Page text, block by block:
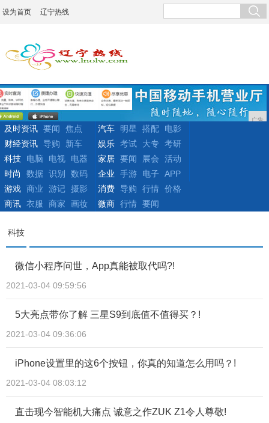
设为首页 辽宁热线
广告
及时资讯 要闻
焦点
财经资讯 导购 新车
汽车 明星 搭配
电影
娱乐 考试 大专 考研
科技
电脑 电视
电器
时尚
数据 识别 数码
家居 要闻 展会
活动
企业
手游 电子
APP
游戏 商业 游记 摄影
商讯 衣服 商家 画妆
消费 导购 行情 价格
微商 行情 要闻
科技
微信小程序问世，App真能被取代吗?!
2021-03-04 09:59:56
5大亮点带你了解 三星S9到底值不值得买？!
2021-03-04 09:36:06
iPhone设置里的这6个按钮，你真的知道怎么用吗？!
2021-03-04 08:03:12
直击现今智能机大痛点 诚意之作ZUK Z1令人尊敬!